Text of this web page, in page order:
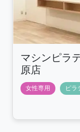
マシンピラ
原店
女性専用 ピラ